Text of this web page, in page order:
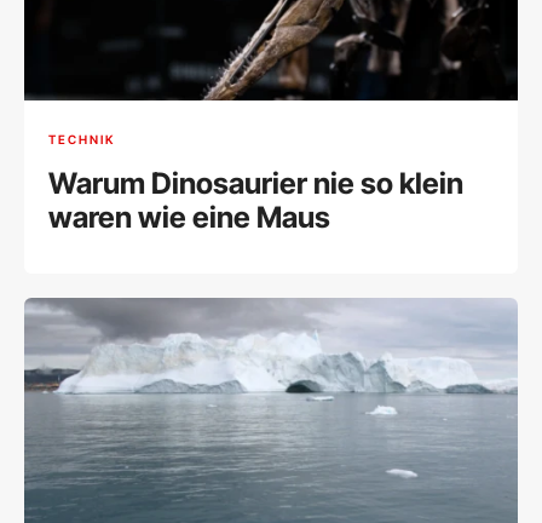
TECHNIK
Warum Dinosaurier nie so klein
waren wie eine Maus